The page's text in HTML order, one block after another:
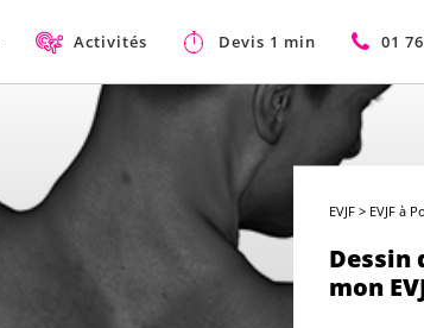
Activités Devis 1 min 01
EVJF > EVJF à
Dessin
mon